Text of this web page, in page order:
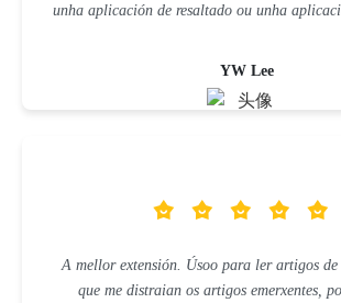
unha aplicación de resaltado ou unha
YW Lee
A mellor extensión. Úsoo para ler artigos
que me distraian os artigos emerxentes,